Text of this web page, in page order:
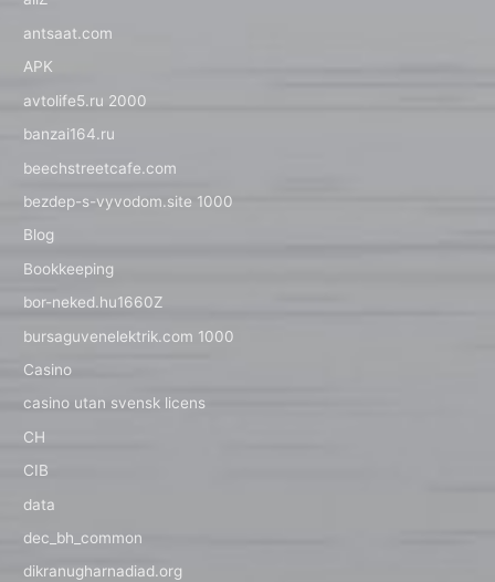
antsaat.com
APK
avtolife5.ru 2000
banzai164.ru
beechstreetcafe.com
bezdep-s-vyvodom.site 1000
Blog
Bookkeeping
bor-neked.hu1660Z
bursaguvenelektrik.com 1000
Casino
casino utan svensk licens
CH
CIB
data
dec_bh_common
dikranugharnadiad.org